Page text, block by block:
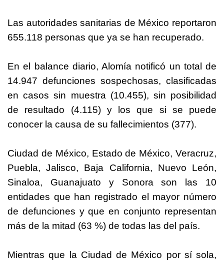
Las autoridades sanitarias de México reportaron
655.118 personas que ya se han recuperado.
En el balance diario, Alomía notificó un total de
14.947 defunciones sospechosas, clasificadas
en casos sin muestra (10.455), sin posibilidad
de resultado (4.115) y los que si se puede
conocer la causa de su fallecimientos (377).
Ciudad de México, Estado de México, Veracruz,
Puebla, Jalisco, Baja California, Nuevo León,
Sinaloa, Guanajuato y Sonora son las 10
entidades que han registrado el mayor número
de defunciones y que en conjunto representan
más de la mitad (63 %) de todas las del país.
Mientras que la Ciudad de México por sí sola,